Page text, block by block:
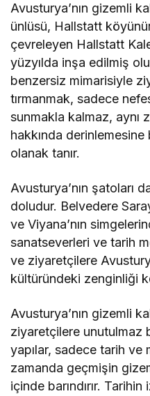
Avusturya’nın gizemli
ünlüsü, Hallstatt
çevreleyen Hallstatt
yüzyılda inşa edilmiş
benzersiz mimarisiyle
tırmanmak, sadece
sunmakla kalmaz, aynı
hakkında derinlemesine
olanak tanır.
Avusturya’nın şatoları
doludur. Belvedere
ve Viyana’nın
sanatseverleri ve tarih
ve ziyaretçilere
kültüründeki zenginliği
Avusturya’nın gizemli
ziyaretçilere unutulmaz
yapılar, sadece tarih ve
zamanda geçmişin
içinde barındırır.